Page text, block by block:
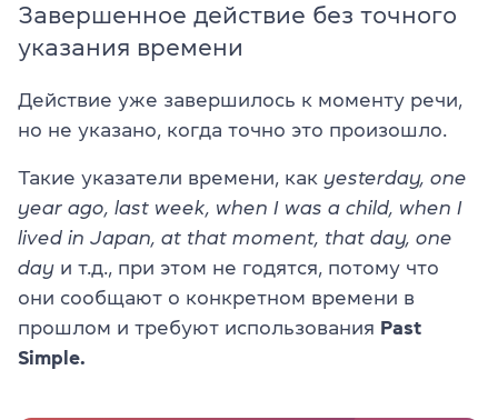
Завершенное действие без точного
указания времени
Действие уже завершилось к моменту речи,
но не указано, когда точно это произошло.
Такие указатели времени, как yesterday, one
year ago, last week, when I was a child, when I
lived in Japan, at that moment, that day, one
day и т.д., при этом не годятся, потому что
они сообщают о конкретном времени в
прошлом и требуют использования Past
Simple.